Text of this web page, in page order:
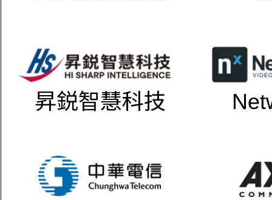
昇鋭智慧科技